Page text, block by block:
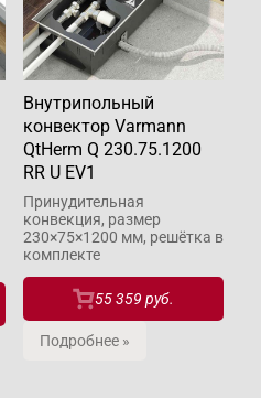
Внутрипольный
конвектор Varmann
QtHerm Q 230.75.1200
RR U EV1
Принудительная
конвекция, размер
230×75×1200 мм, решётка в
комплекте
55 359 руб.
Подробнее »